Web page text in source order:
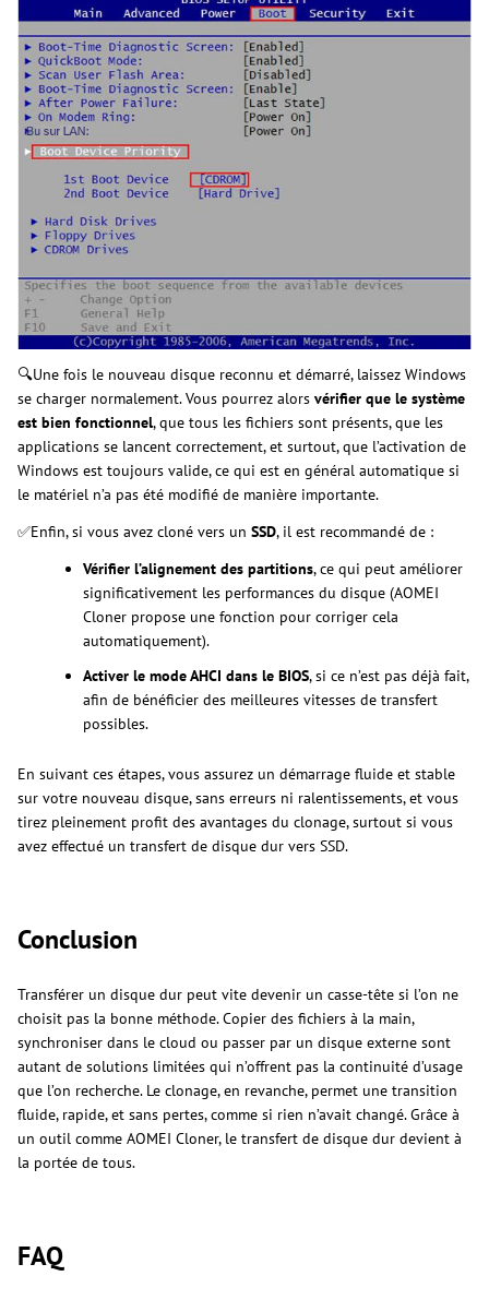
🔍Une fois le nouveau disque reconnu et démarré, laissez Windows
se charger normalement. Vous pourrez alors vérifier que le système
est bien fonctionnel, que tous les fichiers sont présents, que les
applications se lancent correctement, et surtout, que l’activation de
Windows est toujours valide, ce qui est en général automatique si
le matériel n’a pas été modifié de manière importante.
✅Enfin, si vous avez cloné vers un SSD, il est recommandé de :
Vérifier l’alignement des partitions, ce qui peut améliorer
significativement les performances du disque (AOMEI
Cloner propose une fonction pour corriger cela
automatiquement).
Activer le mode AHCI dans le BIOS, si ce n’est pas déjà fait,
afin de bénéficier des meilleures vitesses de transfert
possibles.
En suivant ces étapes, vous assurez un démarrage fluide et stable
sur votre nouveau disque, sans erreurs ni ralentissements, et vous
tirez pleinement profit des avantages du clonage, surtout si vous
avez effectué un transfert de disque dur vers SSD.
Conclusion
Transférer un disque dur peut vite devenir un casse-tête si l’on ne
choisit pas la bonne méthode. Copier des fichiers à la main,
synchroniser dans le cloud ou passer par un disque externe sont
autant de solutions limitées qui n’offrent pas la continuité d’usage
que l’on recherche. Le clonage, en revanche, permet une transition
fluide, rapide, et sans pertes, comme si rien n’avait changé. Grâce à
un outil comme AOMEI Cloner, le transfert de disque dur devient à
la portée de tous.
FAQ